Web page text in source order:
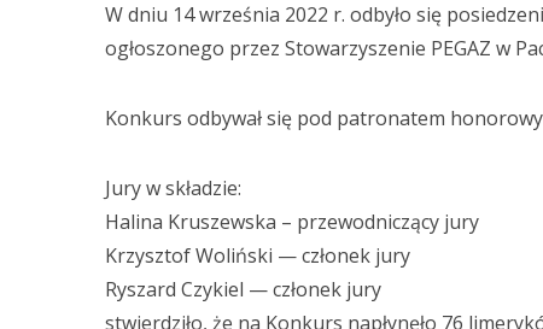
W dniu 14 września 2022 r. odbyło się
ogłoszonego przez Stowarzyszenie PEGAZ w
Konkurs odbywał się pod patronatem
Jury w składzie:
Halina Kruszewska – przewodniczący jury
Krzysztof Woliński — członek jury
Ryszard Czykiel — członek jury
stwierdziło, że na Konkurs napłynęło 76